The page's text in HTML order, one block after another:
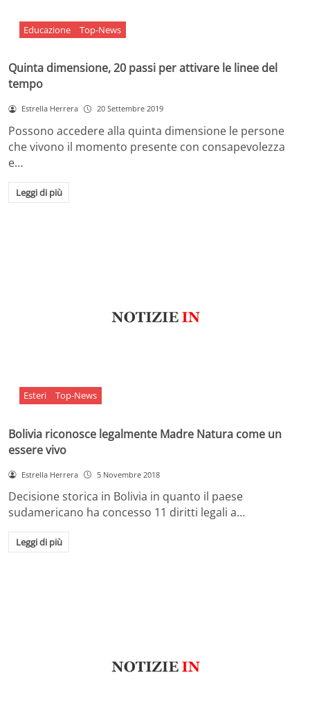
Educazione Top-News
Quinta dimensione, 20 passi per attivare le linee del
tempo
Estrella Herrera 20 Settembre 2019
Possono accedere alla quinta dimensione le persone
che vivono il momento presente con consapevolezza
e…
Leggi di più
Esteri Top-News
Bolivia riconosce legalmente Madre Natura come un
essere vivo
Estrella Herrera 5 Novembre 2018
Decisione storica in Bolivia in quanto il paese
sudamericano ha concesso 11 diritti legali a…
Leggi di più